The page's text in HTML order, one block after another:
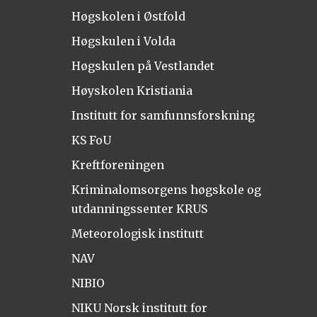
Høgskolen i Østfold
Høgskulen i Volda
Høgskulen på Vestlandet
Høyskolen Kristiania
Institutt for samfunnsforskning
KS FoU
Kreftforeningen
Kriminalomsorgens høgskole og
utdanningssenter KRUS
Meteorologisk institutt
NAV
NIBIO
NIKU Norsk institutt for